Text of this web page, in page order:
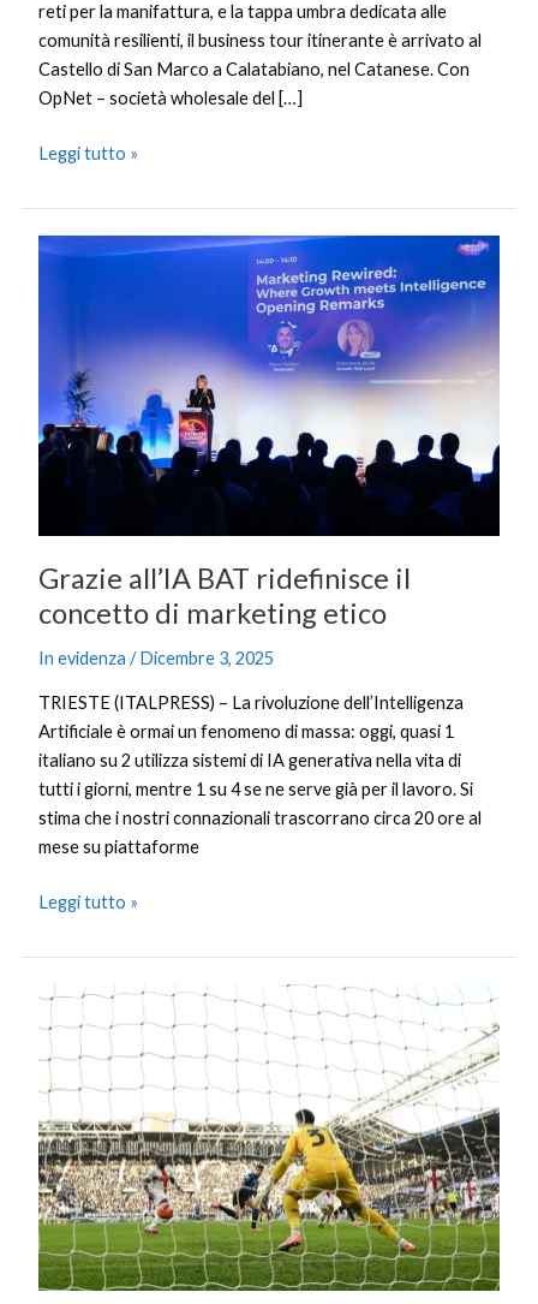
reti per la manifattura, e la tappa umbra dedicata alle
comunità resilienti, il business tour itinerante è arrivato al
Castello di San Marco a Calatabiano, nel Catanese. Con
OpNet – società wholesale del […]
Leggi tutto »
Grazie all’IA BAT ridefinisce il
concetto di marketing etico
In evidenza /Dicembre 3, 2025
TRIESTE (ITALPRESS) – La rivoluzione dell’Intelligenza
Artificiale è ormai un fenomeno di massa: oggi, quasi 1
italiano su 2 utilizza sistemi di IA generativa nella vita di
tutti i giorni, mentre 1 su 4 se ne serve già per il lavoro. Si
stima che i nostri connazionali trascorrano circa 20 ore al
mese su piattaforme
Grazie
ridefinisce
concetto
di
marketing
etico
Leggi tutto »
Poker
Atalanta
sul
Genoa,
la
Dea
raggiunge
la
Juve
ai
quarti